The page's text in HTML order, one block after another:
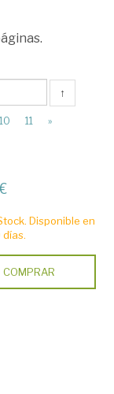
↑
10 11 »
Disponible en
días.
COMPRAR